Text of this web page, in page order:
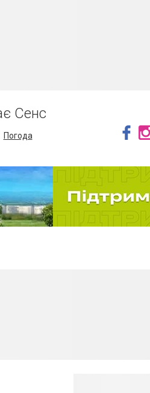
Сенс
Погода